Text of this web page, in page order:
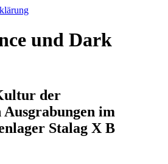
und Dark
der
Ausgrabungen im
Stalag X B